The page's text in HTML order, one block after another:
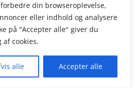
din browseroplevelse,
eller indhold og analysere
på "Accepter alle" giver du
af cookies.
alle Accepter alle